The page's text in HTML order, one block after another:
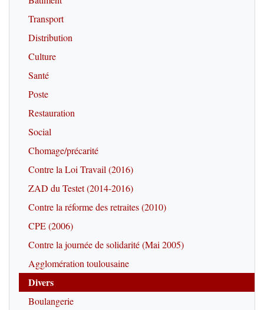
Transport
Distribution
Culture
Santé
Poste
Restauration
Social
Chomage/précarité
Contre la Loi Travail (2016)
ZAD du Testet (2014-2016)
Contre la réforme des retraites (2010)
CPE (2006)
Contre la journée de solidarité (Mai 2005)
Agglomération toulousaine
Divers
Boulangerie